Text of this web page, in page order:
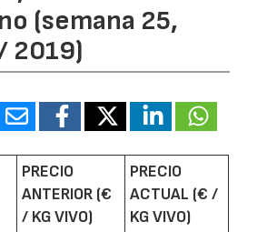
(semana 25,
2019)
PRECIO
ANTERIOR (€
/ KG VIVO)
PRECIO
ACTUAL (€ /
KG VIVO)